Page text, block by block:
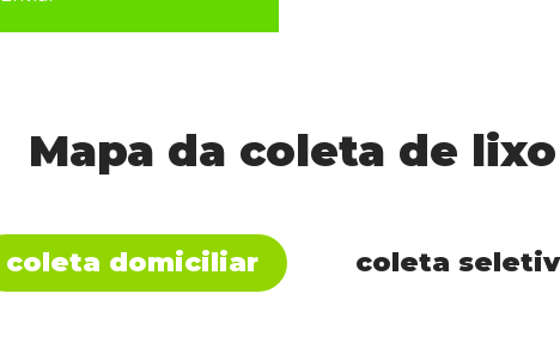
Mapa da coleta de lixo
coleta domiciliar coleta